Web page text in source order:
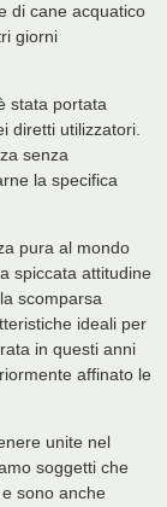
di cane acquatico
giorni
stata portata
diretti utilizzatori.
senza
la specifica
pura al mondo
spiccata attitudine
scomparsa
ideali per
in questi anni
affinato le
unite nel
soggetti che
sono anche